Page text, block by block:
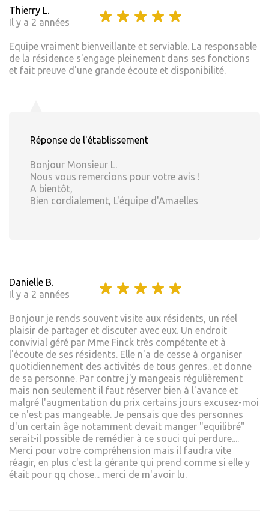
Thierry L.
Il y a 2 années
Equipe vraiment bienveillante et serviable. La responsable
de la résidence s'engage pleinement dans ses fonctions
et fait preuve d'une grande écoute et disponibilité.
Réponse de l'établissement
Bonjour Monsieur L.
Nous vous remercions pour votre avis !
A bientôt,
Bien cordialement, L'équipe d'Amaelles
Danielle B.
Il y a 2 années
Bonjour je rends souvent visite aux résidents, un réel
plaisir de partager et discuter avec eux. Un endroit
convivial géré par Mme Finck très compétente et à
l'écoute de ses résidents. Elle n'a de cesse à organiser
quotidiennement des activités de tous genres.. et donne
de sa personne. Par contre j'y mangeais régulièrement
mais non seulement il faut réserver bien à l'avance et
malgré l'augmentation du prix certains jours excusez-moi
ce n'est pas mangeable. Je pensais que des personnes
d'un certain âge notamment devait manger "equilibré"
serait-il possible de remédier à ce souci qui perdure....
Merci pour votre compréhension mais il faudra vite
réagir, en plus c'est la gérante qui prend comme si elle y
était pour qq chose... merci de m'avoir lu.